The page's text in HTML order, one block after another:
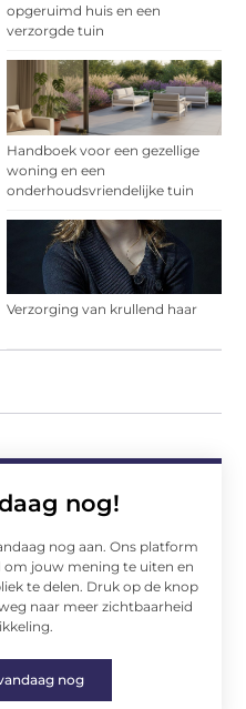
opgeruimd huis en een
verzorgde tuin
Handboek voor een gezellige
woning en een
onderhoudsvriendelijke tuin
Verzorging van krullend haar
nog!
nog aan. Ons platform
om jouw mening te uiten en
te delen. Druk op de knop
naar meer zichtbaarheid
nog